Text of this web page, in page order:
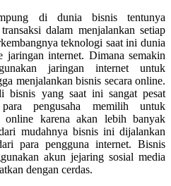
di dunia bisnis tentunya
dalam menjalankan setiap
teknologi saat ini dunia
jaringan internet. Dimana semakin
jaringan internet untuk
menjalankan bisnis secara online.
bisnis yang saat ini sangat pesat
para pengusaha memilih untuk
online karena akan lebih banyak
mudahnya bisnis ini dijalankan
para pengguna internet. Bisnis
akun jejaring sosial media
dengan cerdas.